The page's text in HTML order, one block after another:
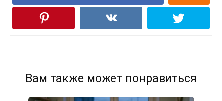
Вам также может понравиться